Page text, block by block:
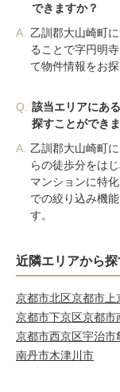
できますか？
A. 乙訓郡大山崎町
ることで字円明
て物件情報をお
Q.
該当エリアにあ
探すことができ
A. 乙訓郡大山崎町
らの徒歩分をは
マンションに特
での絞り込み機
す。
近隣エリアから探
京都市北区京都市上
京都市下京区京都市
京都市西京区宇治市
南丹市木津川市